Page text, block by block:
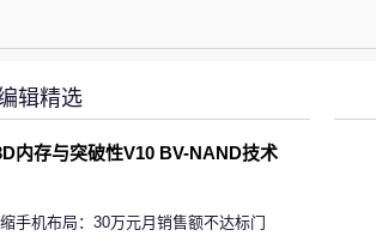
辑精选
内存与突破性V10 BV-NAND技术
手机布局：30万元月销售额不达标门